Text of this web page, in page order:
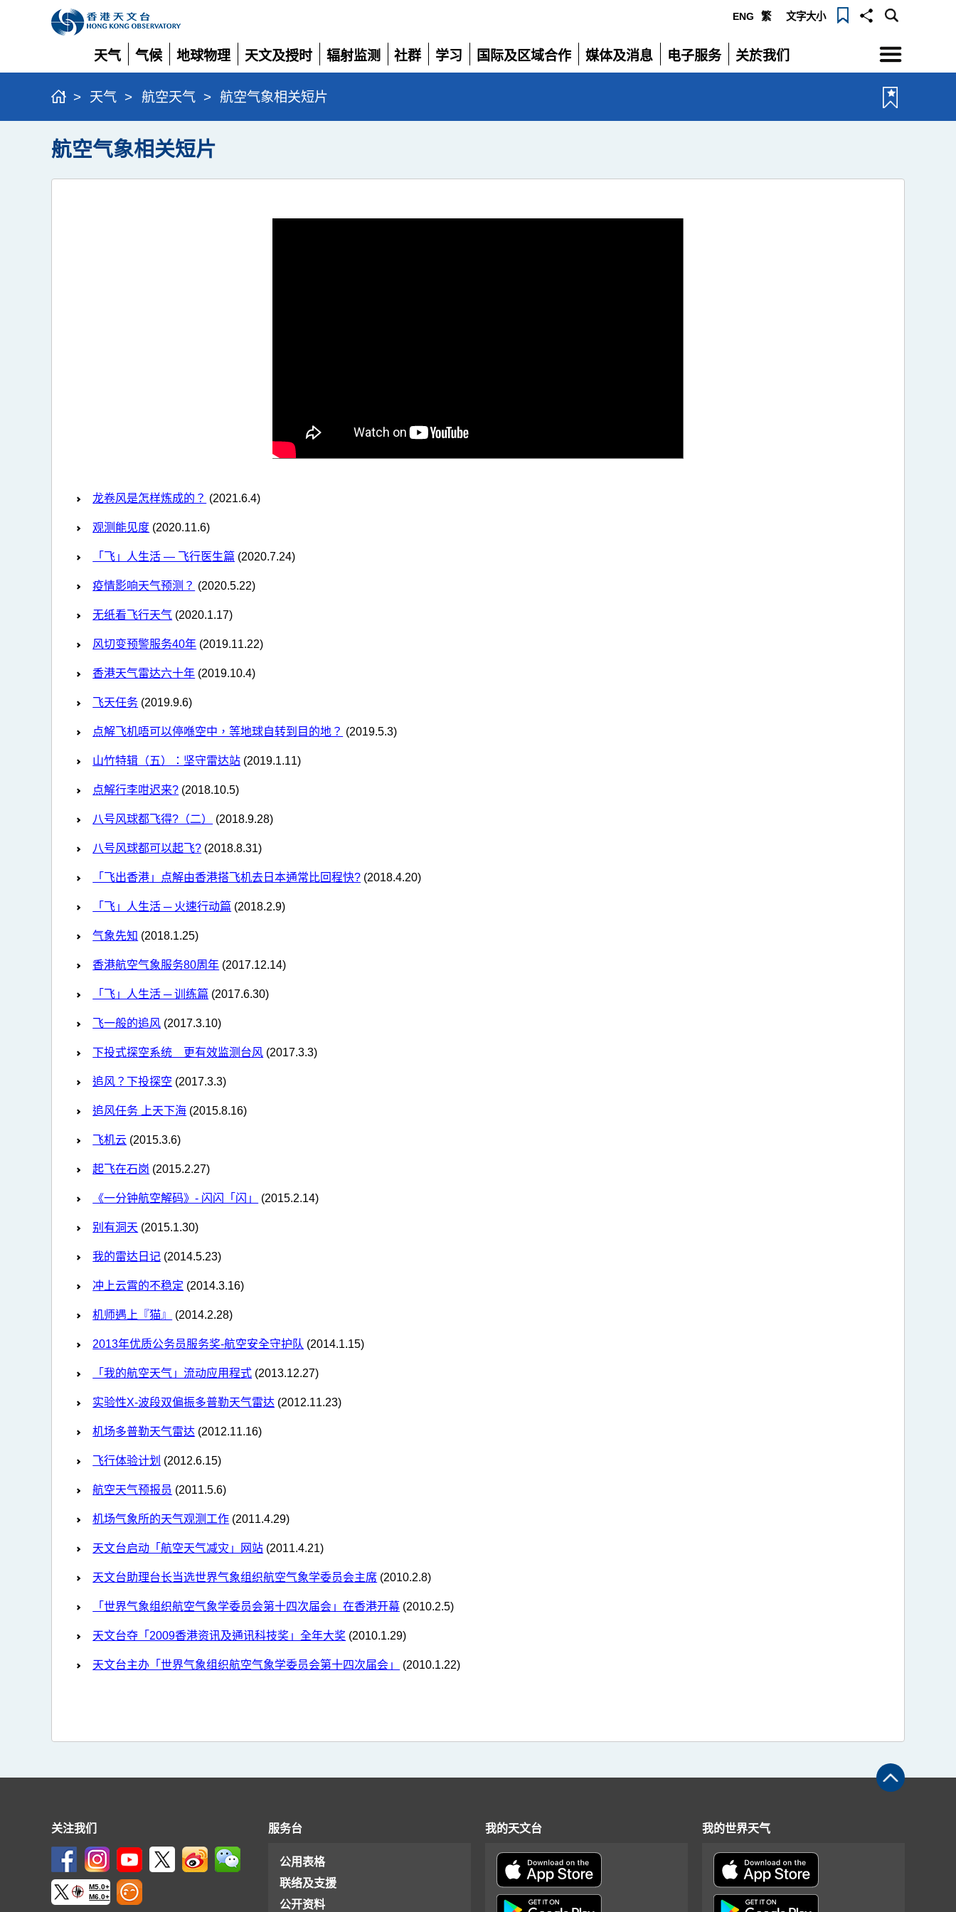
ENG 繁 文字大小
天气
展
开
气候
展
开
地球物理
展
开
天文及授时
展
开
辐射监测
展
开
社群
展
学习
展
国际及区域合作
展
媒体及消息
展
电子服务
展
关於我们
展
选
单
> 天气 > 航空天气 > 航空气象相关短片
航空气象相关短片
龙卷风是怎样炼成的？ (2021.6.4)
观测能见度 (2020.11.6)
「飞」人生活 — 飞行医生篇 (2020.7.24)
疫情影响天气预测？ (2020.5.22)
无纸看飞行天气 (2020.1.17)
风切变预警服务40年 (2019.11.22)
香港天气雷达六十年 (2019.10.4)
飞天任务 (2019.9.6)
点解飞机唔可以停喺空中，等地球自转到目的地？ (2019.5.3)
山竹特辑（五）：坚守雷达站 (2019.1.11)
点解行李咁迟来? (2018.10.5)
八号风球都飞得?（二） (2018.9.28)
八号风球都可以起飞? (2018.8.31)
「飞出香港」点解由香港搭飞机去日本通常比回程快? (2018.4.20)
「飞」人生活 ─ 火速行动篇 (2018.2.9)
气象先知 (2018.1.25)
香港航空气象服务80周年 (2017.12.14)
「飞」人生活 ─ 训练篇 (2017.6.30)
飞一般的追风 (2017.3.10)
下投式探空系统 更有效监测台风 (2017.3.3)
追风？下投探空 (2017.3.3)
追风任务 上天下海 (2015.8.16)
飞机云 (2015.3.6)
起飞在石岗 (2015.2.27)
《一分钟航空解码》- 闪闪「闪」 (2015.2.14)
别有洞天 (2015.1.30)
我的雷达日记 (2014.5.23)
冲上云霄的不稳定 (2014.3.16)
机师遇上『猫』 (2014.2.28)
2013年优质公务员服务奖-航空安全守护队 (2014.1.15)
「我的航空天气」流动应用程式 (2013.12.27)
实验性X-波段双偏振多普勒天气雷达 (2012.11.23)
机场多普勒天气雷达 (2012.11.16)
飞行体验计划 (2012.6.15)
航空天气预报员 (2011.5.6)
机场气象所的天气观测工作 (2011.4.29)
天文台启动「航空天气减灾」网站 (2011.4.21)
天文台助理台长当选世界气象组织航空气象学委员会主席 (2010.2.8)
「世界气象组织航空气象学委员会第十四次届会」在香港开幕 (2010.2.5)
天文台夺「2009香港资讯及通讯科技奖」全年大奖 (2010.1.29)
天文台主办「世界气象组织航空气象学委员会第十四次届会」 (2010.1.22)
关注我们
M5.0+
M6.0+
服务台
公用表格
联络及支援
公开资料
我的天文台 我的世界天气